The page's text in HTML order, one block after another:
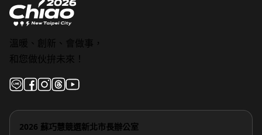
溫暖、創新、會做事，
和您做伙拚未來！
2026 蘇巧慧競選新北市長辦公室